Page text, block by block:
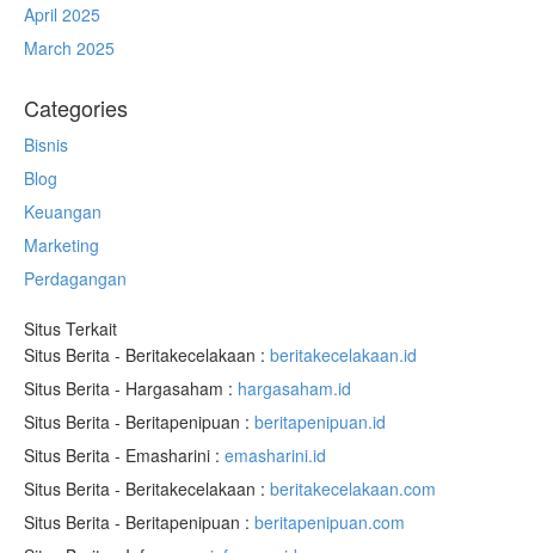
April 2025
March 2025
Categories
Bisnis
Blog
Keuangan
Marketing
Perdagangan
Situs Terkait
Situs Berita - Beritakecelakaan : beritakecelakaan.id
Situs Berita - Hargasaham : hargasaham.id
Situs Berita - Beritapenipuan : beritapenipuan.id
Situs Berita - Emasharini : emasharini.id
Situs Berita - Beritakecelakaan : beritakecelakaan.com
Situs Berita - Beritapenipuan : beritapenipuan.com